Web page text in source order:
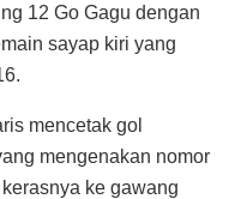
12 Go Gagu dengan
sayap kiri yang
mencetak gol
mengenakan nomor
ke gawang